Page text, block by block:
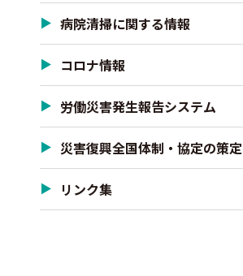
病院清掃に関する情報
コロナ情報
労働災害発生報告システム
災害復興全国体制・協定の策定
リンク集